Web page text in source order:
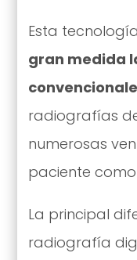
Esta tecnología
gran medida
radiografías
numerosas
paciente
La principal
radiografía